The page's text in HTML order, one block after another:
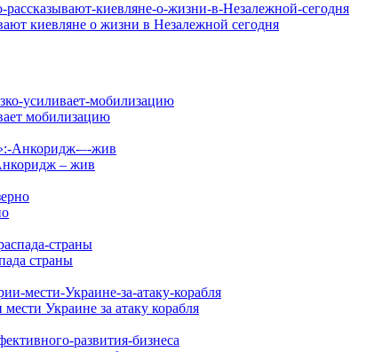
киевляне о жизни в Незалежной сегодня
мобилизацию
– жив
страны
Украине за атаку корабля